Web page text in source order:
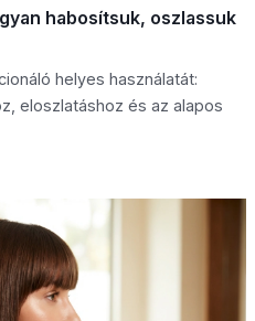
habosítsuk, oszlassuk
helyes használatát:
eloszlatáshoz és az alapos